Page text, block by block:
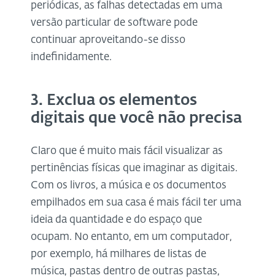
periódicas, as falhas detectadas em uma
versão particular de software pode
continuar aproveitando-se disso
indefinidamente.
3. Exclua os elementos
digitais que você não precisa
Claro que é muito mais fácil visualizar as
pertinências físicas que imaginar as digitais.
Com os livros, a música e os documentos
empilhados em sua casa é mais fácil ter uma
ideia da quantidade e do espaço que
ocupam. No entanto, em um computador,
por exemplo, há milhares de listas de
música, pastas dentro de outras pastas,